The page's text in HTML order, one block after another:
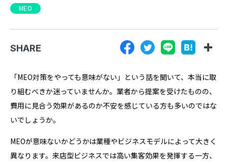
利用規約
特定商取引法に基づく表記
プライバシーポリシー
運営会社
MEO
SHARE
「MEO対策をやっても意味がない」という話を聞いて、本当に取
り組むべきか迷っていませんか。業者から提案を受けたものの、
費用に見合う効果があるのか不安を感じている方も多いのではな
いでしょうか。
MEOが意味ないかどうかは業種やビジネスモデルによって大きく
異なります。来店型ビジネスでは高い集客効果を発揮する一方、